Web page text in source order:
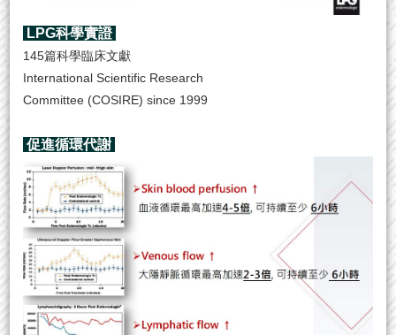
LPG科學實證
145篇科學臨床文獻
International Scientific Research
Committee (COSIRE) since 1999
促進循環代謝